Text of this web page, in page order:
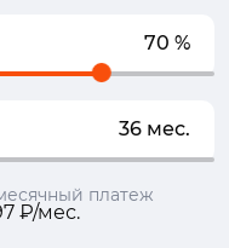
70 %
36 мес.
платеж
₽/мес.